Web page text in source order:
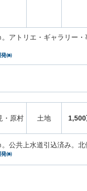
アトリエ・ギャラリー
発㈱
・原村 土地 1,500
公共上水道引込済み。
発㈱